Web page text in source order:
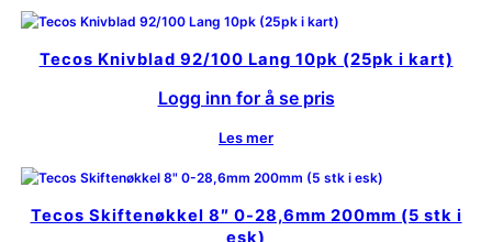
Tecos Knivblad 92/100 Lang 10pk (25pk i kart)
Logg inn for å se pris
Les mer
Tecos Skiftenøkkel 8″ 0-28,6mm 200mm (5 stk i
esk)